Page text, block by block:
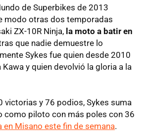
de Superbikes de 2013
modo otras dos temporadas
ZX-10R Ninja, la moto a batir en
que nadie demuestre lo
Sykes fue quien desde 2010
Kawa y quien devolvió la gloria a la
victorias y 76 podios, Sykes suma
como piloto con más poles con 36
en Misano este fin de semana.